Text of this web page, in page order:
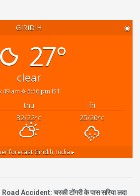
GIRIDIH ◉
27°
clear
am 5:56 pm IST
thu
fri
32/22°C 25/20°C
forecast Giridih, India ▸
Accident: चरकी टोंगरी के पास सरिया लदा